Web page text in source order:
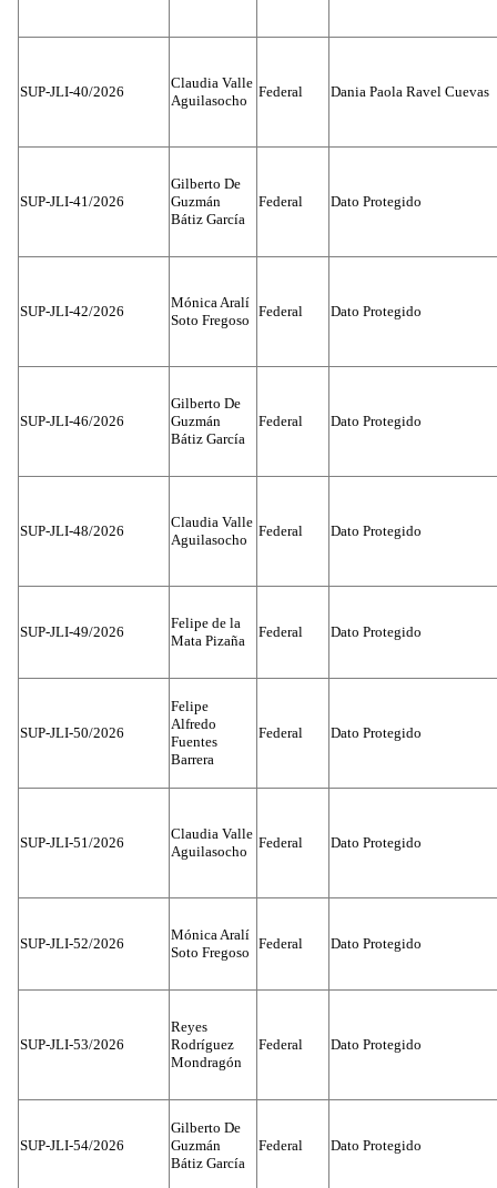
SUP-JLI-40/2026
Claudia Valle
Aguilasocho
Federal Dania Paola Ravel Cuevas
SUP-JLI-41/2026
Gilberto De
Guzmán
Bátiz García
Federal Dato Protegido
SUP-JLI-42/2026
Mónica Aralí
Soto Fregoso
Federal Dato Protegido
SUP-JLI-46/2026
Gilberto De
Guzmán
Bátiz García
Federal Dato Protegido
SUP-JLI-48/2026
Claudia Valle
Aguilasocho
Federal Dato Protegido
SUP-JLI-49/2026
Felipe de la
Mata Pizaña
Federal Dato Protegido
SUP-JLI-50/2026
Felipe
Alfredo
Fuentes
Barrera
Federal Dato Protegido
SUP-JLI-51/2026
Claudia Valle
Aguilasocho
Federal Dato Protegido
SUP-JLI-52/2026
Mónica Aralí
Soto Fregoso
Federal Dato Protegido
SUP-JLI-53/2026
Reyes
Rodríguez
Mondragón
Federal Dato Protegido
SUP-JLI-54/2026
Gilberto De
Guzmán
Bátiz García
Federal Dato Protegido